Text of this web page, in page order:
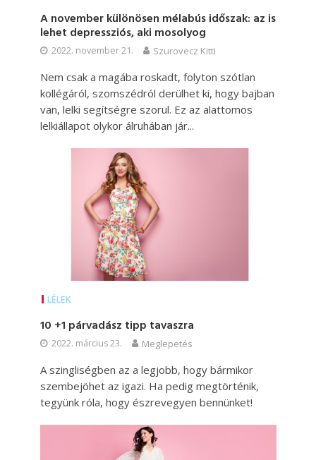
A november különösen mélabús időszak: az is
lehet depressziós, aki mosolyog
2022. november 21. Szurovecz Kitti
Nem csak a magába roskadt, folyton szótlan
kollégáról, szomszédról derülhet ki, hogy bajban
van, lelki segítségre szorul. Ez az alattomos
lelkiállapot olykor álruhában jár...
LÉLEK
10 +1 párvadász tipp tavaszra
2022. március 23. Meglepetés
A szingliségben az a legjobb, hogy bármikor
szembejöhet az igazi. Ha pedig megtörténik,
tegyünk róla, hogy észrevegyen bennünket!